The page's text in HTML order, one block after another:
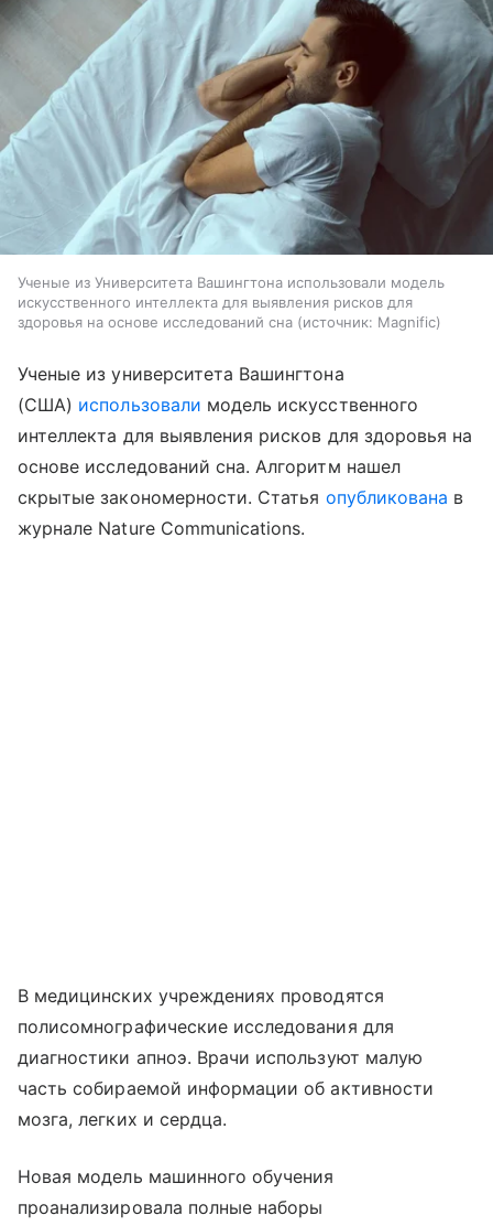
Ученые из Университета Вашингтона использовали модель
искусственного интеллекта для выявления рисков для
здоровья на основе исследований сна
источник: Magnific
Ученые из университета Вашингтона
(США) использовали модель искусственного
интеллекта для выявления рисков для здоровья на
основе исследований сна. Алгоритм нашел
скрытые закономерности. Статья опубликована в
журнале Nature Communications.
В медицинских учреждениях проводятся
полисомнографические исследования для
диагностики апноэ. Врачи используют малую
часть собираемой информации об активности
мозга, легких и сердца.
Новая модель машинного обучения
проанализировала полные наборы